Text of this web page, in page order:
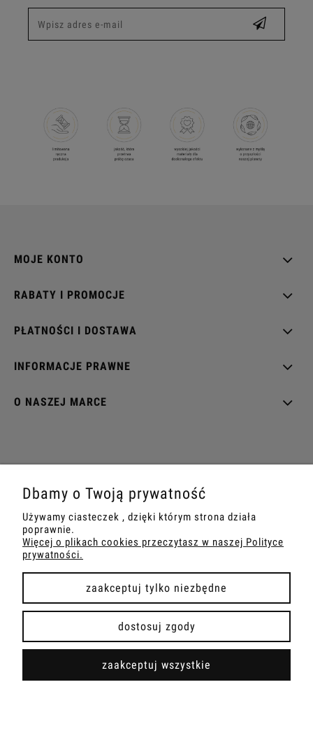
MOJE KONTO
RABATY I PROMOCJE
PŁATNOŚCI I DOSTAWA
INFORMACJE PRAWNE
O NASZEJ MARCE
Sklep internetowy ART&DOLL | ul. Toruńska 65A, 87-103
Mała Nieszawka |
8792668449 | REGON: 341319980
pokaż pełną wersję strony
Sklep internetowy Shoper.pl
Dbamy o Twoją prywatność
Używamy ciasteczek , dzięki którym strona działa
poprawnie.
Więcej o plikach cookies przeczytasz w naszej Polityce
prywatności.
zaakceptuj tylko niezbędne
dostosuj zgody
zaakceptuj wszystkie